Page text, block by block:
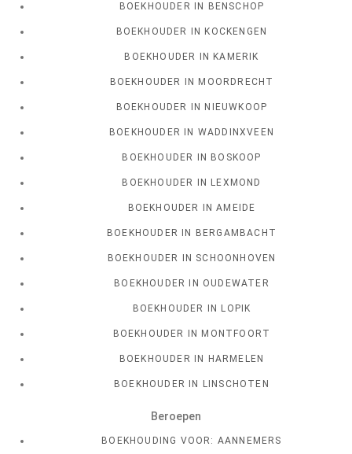
BOEKHOUDER IN BENSCHOP
BOEKHOUDER IN KOCKENGEN
BOEKHOUDER IN KAMERIK
BOEKHOUDER IN MOORDRECHT
BOEKHOUDER IN NIEUWKOOP
BOEKHOUDER IN WADDINXVEEN
BOEKHOUDER IN BOSKOOP
BOEKHOUDER IN LEXMOND
BOEKHOUDER IN AMEIDE
BOEKHOUDER IN BERGAMBACHT
BOEKHOUDER IN SCHOONHOVEN
BOEKHOUDER IN OUDEWATER
BOEKHOUDER IN LOPIK
BOEKHOUDER IN MONTFOORT
BOEKHOUDER IN HARMELEN
BOEKHOUDER IN LINSCHOTEN
Beroepen
BOEKHOUDING VOOR: AANNEMERS